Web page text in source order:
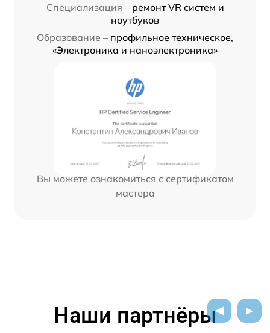
Специализация – ремонт VR систем и
ноутбуков
Образование – профильное техническое,
«Электроника и наноэлектроника»
Вы можете ознакомиться с сертификатом
мастера
Наши партнёры